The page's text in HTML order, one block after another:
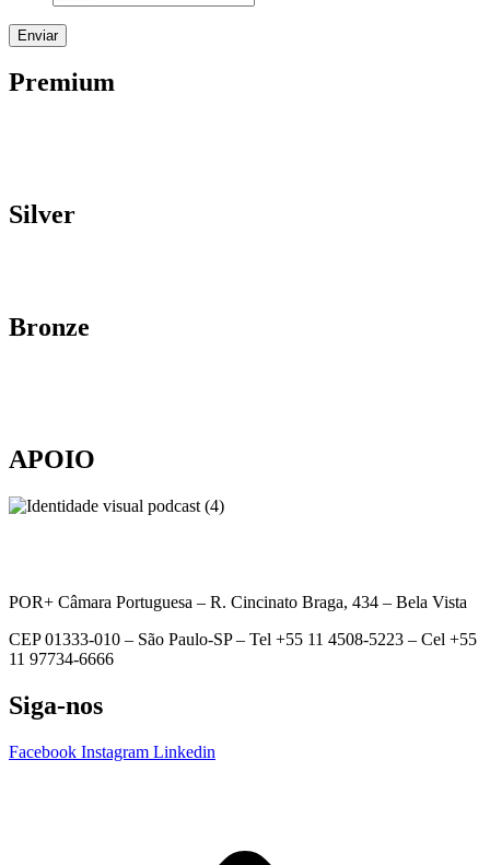
Premium
Silver
Bronze
APOIO
POR+ Câmara Portuguesa – R. Cincinato Braga, 434 – Bela Vista
CEP 01333-010 – São Paulo-SP – Tel +55 11 4508-5223 – Cel +55
11 97734-6666
Siga-nos
Facebook Instagram Linkedin